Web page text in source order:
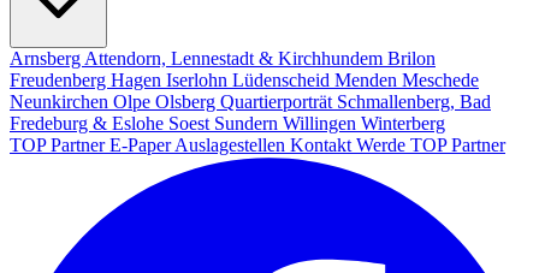
Arnsberg Attendorn, Lennestadt & Kirchhundem Brilon
Freudenberg Hagen Iserlohn Lüdenscheid Menden Meschede
Neunkirchen Olpe Olsberg Quartierporträt Schmallenberg, Bad
Fredeburg & Eslohe Soest Sundern Willingen Winterberg
TOP PartnerE-PaperAuslagestellen Kontakt Werde TOP Partner